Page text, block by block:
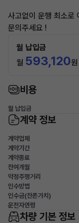
사고없이 운행 최소로
문의주세요 !
월 납입금
월 593,120
비용
월 납입금
계약 정보
계약업체
계약기간
계약종료
잔여개월
약정주행거리
인수방법
인수금(잔존가치)
운전자연령
차량 기본 정보